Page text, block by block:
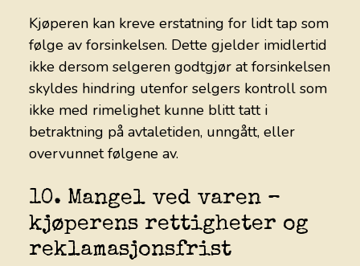
Kjøperen kan kreve erstatning for lidt tap som
følge av forsinkelsen. Dette gjelder imidlertid
ikke dersom selgeren godtgjør at forsinkelsen
skyldes hindring utenfor selgers kontroll som
ikke med rimelighet kunne blitt tatt i
betraktning på avtaletiden, unngått, eller
overvunnet følgene av.
10. Mangel ved varen –
kjøperens rettigheter og
reklamasjonsfrist